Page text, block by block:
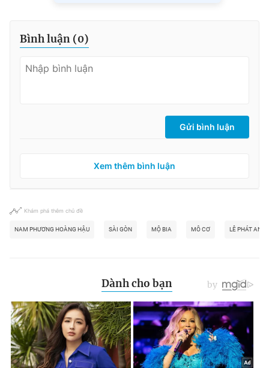
Bình luận (0)
Gửi bình luận
Xem thêm bình luận
Khám phá thêm chủ đề
NAM PHƯƠNG HOÀNG HẬU SÀI GÒN MỘ BIA MÔ CƠ LÊ PHÁT AN